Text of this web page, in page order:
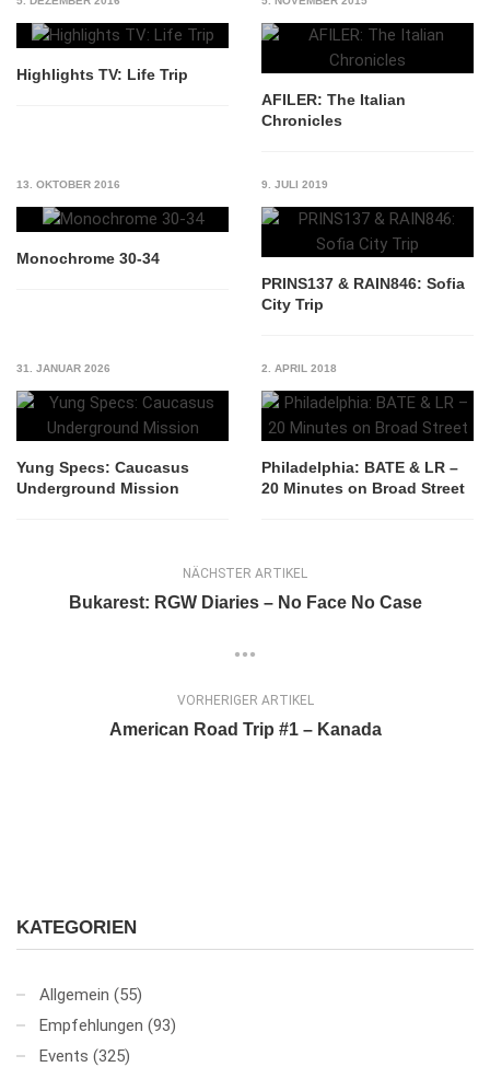
Highlights TV: Life Trip
AFILER: The Italian
Chronicles
13. OKTOBER 2016
Monochrome 30-34
9. JULI 2019
PRINS137 & RAIN846: Sofia
City Trip
31. JANUAR 2026
Yung Specs: Caucasus
Underground Mission
2. APRIL 2018
Philadelphia: BATE & LR –
20 Minutes on Broad Street
NÄCHSTER ARTIKEL
Bukarest: RGW Diaries – No Face No Case
VORHERIGER ARTIKEL
American Road Trip #1 – Kanada
KATEGORIEN
Allgemein (55)
Empfehlungen (93)
Events (325)